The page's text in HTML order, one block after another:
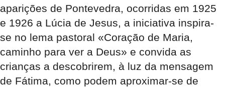
aparições de Pontevedra, ocorridas em 1925
e 1926 a Lúcia de Jesus, a iniciativa inspira-
se no lema pastoral «Coração de Maria,
caminho para ver a Deus» e convida as
crianças a descobrirem, à luz da mensagem
de Fátima, como podem aproximar-se de